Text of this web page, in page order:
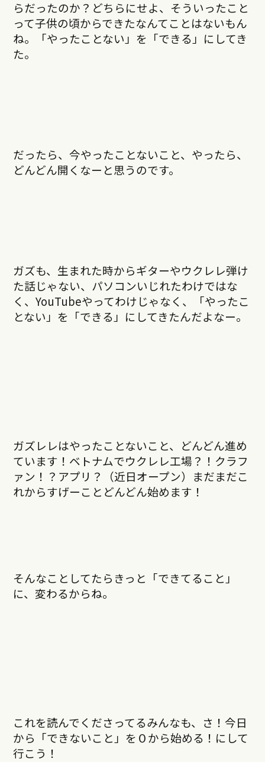
らだったのか？どちらにせよ、そういったこと
って子供の頃からできたなんてことはないもん
ね。「やったことない」を「できる」にしてき
た。
だったら、今やったことないこと、やったら、
どんどん開くなーと思うのです。
ガズも、生まれた時からギターやウクレレ弾け
た話じゃない、パソコンいじれたわけではな
く、YouTubeやってわけじゃなく、「やったこ
とない」を「できる」にしてきたんだよなー。
ガズレレはやったことないこと、どんどん進め
ています！ベトナムでウクレレ工場？！クラフ
ァン！？アプリ？（近日オープン）まだまだこ
れからすげーことどんどん始めます！
そんなことしてたらきっと「できてること」
に、変わるからね。
これを読んでくださってるみんなも、さ！今日
から「できないこと」を０から始める！にして
行こう！